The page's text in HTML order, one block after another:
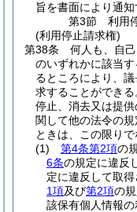
旨を書面により通知
第3節
利用
(利用停止請求権)
第38条
何人も、自
のいずれかに該当
るところにより、議
求することができる
停止、消去又は提供
関して他の法令の
ときは、この限りで
(1)
第4条第2項の
6条の規定に違反
定に違反して取
1項及び第2項の
該保有個人情報